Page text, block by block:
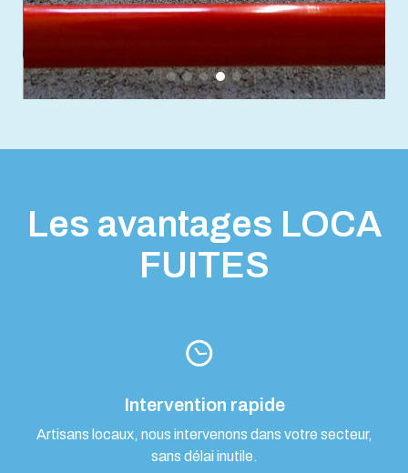
Les avantages LOCA
FUITES
Intervention rapide
Artisans locaux, nous intervenons dans votre secteur,
sans délai inutile.